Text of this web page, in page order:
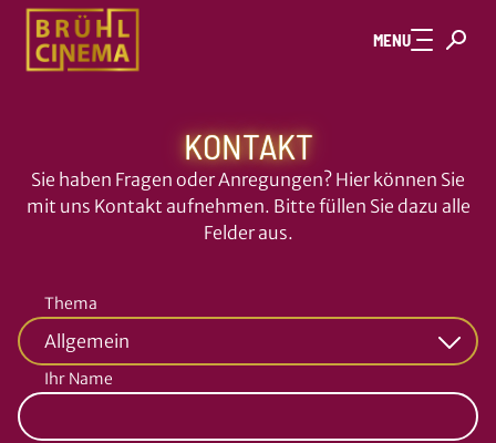
Zum Hauptinhalt springen MENU
KONTAKT
Sie haben Fragen oder Anregungen? Hier können Sie
mit uns Kontakt aufnehmen. Bitte füllen Sie dazu alle
Felder aus.
Thema
Ihr Name